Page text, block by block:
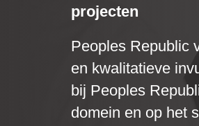
projecten
Peoples Republic
en kwalitatieve
bij Peoples
domein en op het